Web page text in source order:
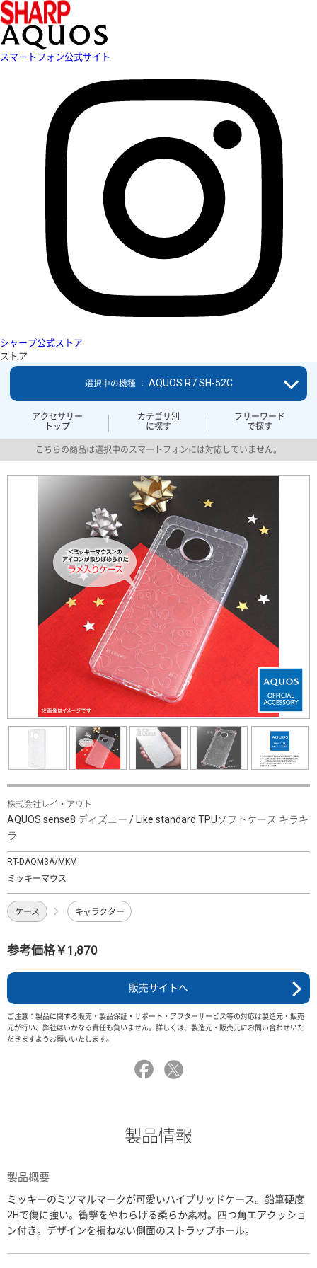
スマートフォン公式サイト
シャープ公式ストア
ストア
アクセサリー
トップ
カテゴリ別
に探す
フリーワード
で探す
選択中の機種 ： AQUOS R7 SH-52C
こちらの商品は選択中のスマートフォンには対応していません。
株式会社レイ・アウト
AQUOS sense8 ディズニー / Like standard TPUソフトケース キラキ
ラ
RT-DAQM3A/MKM
ミッキーマウス
ケース キャラクター
参考価格￥1,870
販売サイトへ
ご注意：製品に関する販売・製品保証・サポート・アフターサービス等の対応は製造元・販売
元が行い、弊社はいかなる責任も負いません。詳しくは、製造元・販売元にお問い合わせいた
だきますようお願いいたします。
製品情報
製品概要
ミッキーのミツマルマークが可愛いハイブリッドケース。鉛筆硬度
2Hで傷に強い。衝撃をやわらげる柔らか素材。四つ角エアクッショ
ン付き。デザインを損ねない側面のストラップホール。